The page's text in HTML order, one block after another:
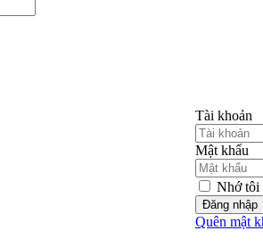
Tài khoản
Mật khẩu
Nhớ tôi
Đăng nhập
Quên mật